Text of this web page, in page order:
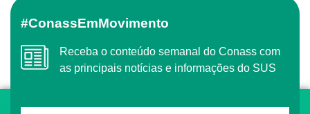
#ConassEmMovimento
Receba o conteúdo semanal do Conass com
as principais notícias e informações do SUS